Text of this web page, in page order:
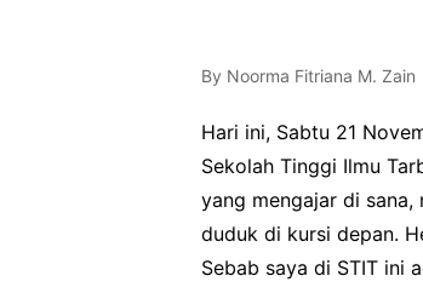
By Noorma Fitriana M. Zain
Hari ini, Sabtu 21
Sekolah Tinggi Ilmu
yang mengajar di sana,
duduk di kursi depan.
Sebab saya di STIT ini